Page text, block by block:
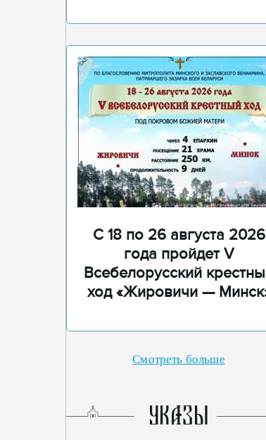
С 18 по 26 августа 2026
года пройдет V
Всебелорусский
ход «Жировичи —
Смотреть больше
УКАЗЫ